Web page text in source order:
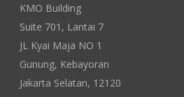
KMO Building
Suite 701, Lantai 7
JL Kyai Maja NO 1
Gunung, Kebayoran
Jakarta Selatan, 12120